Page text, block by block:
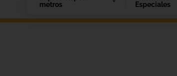
metros
Especiales